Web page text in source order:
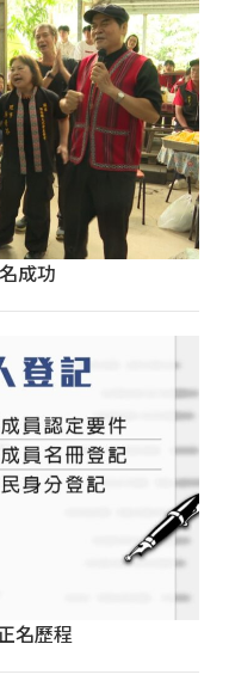
成功
名歷程